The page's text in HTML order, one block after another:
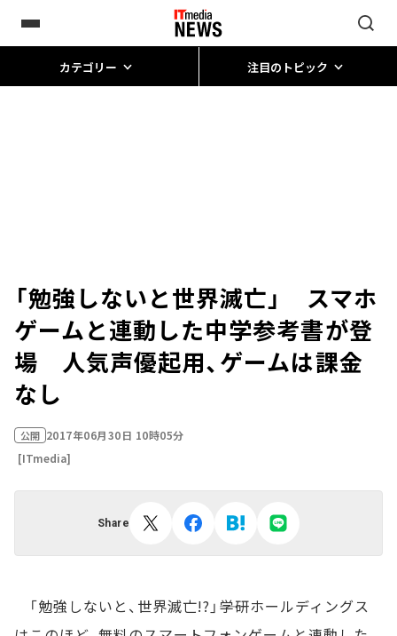
カテゴリー 注目のトピック
「勉強しないと世界滅亡」 スマホ
ゲームと連動した中学参考書が登
場 人気声優起用、ゲームは課金
なし
公開 2017年06月30日 10時05分
[ITmedia]
Share
「勉強しないと、世界滅亡!?」――学研ホールディングス